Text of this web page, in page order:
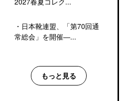
・ 日本靴連盟、「第70回通
常総会」を開催―...
もっと見る